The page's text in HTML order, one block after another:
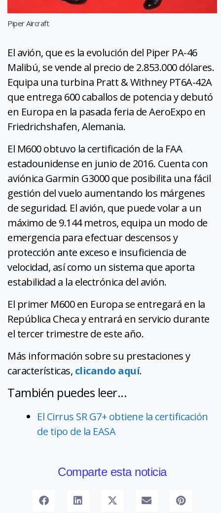
Piper Aircraft
El avión, que es la evolución del Piper PA-46
Malibú, se vende al precio de 2.853.000 dólares.
Equipa una turbina Pratt & Withney PT6A-42A
que entrega 600 caballos de potencia y debutó
en Europa en la pasada feria de AeroExpo en
Friedrichshafen, Alemania.
El M600 obtuvo la certificación de la FAA
estadounidense en junio de 2016. Cuenta con
aviónica Garmin G3000 que posibilita una fácil
gestión del vuelo aumentando los márgenes
de seguridad. El avión, que puede volar a un
máximo de 9.144 metros, equipa un modo de
emergencia para efectuar descensos y
protección ante exceso e insuficiencia de
velocidad, así como un sistema que aporta
estabilidad a la electrónica del avión.
El primer M600 en Europa se entregará en la
República Checa y entrará en servicio durante
el tercer trimestre de este año.
Más información sobre su prestaciones y
características, clicando aquí.
También puedes leer...
El Cirrus SR G7+ obtiene la certificación
de tipo de la EASA
Comparte esta noticia